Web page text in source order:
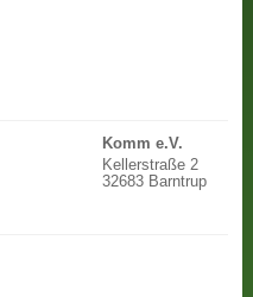
Komm e.V.
Kellerstraße 2
32683 Barntrup